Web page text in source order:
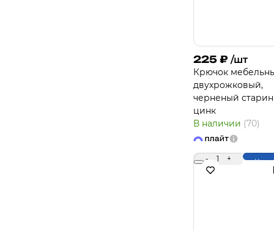
225 ₽ /шт
Крючок
двухрожковый,
черненый
цинк
В наличии (70)
- 1 +